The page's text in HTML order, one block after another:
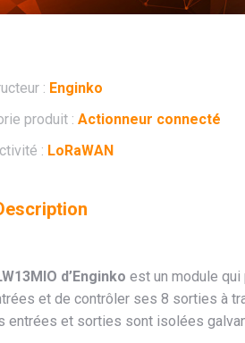
: Enginko
produit : Actionneur connecté
: LoRaWAN
d’Enginko est un module qui
et de contrôler ses 8 sorties à
entrées et sorties sont isolées